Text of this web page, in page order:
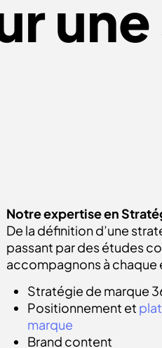
Notre expertise en
De la définition d’une
passant par des études
accompagnons à
Stratégie de marque
Positionnement et
marque
Brand content